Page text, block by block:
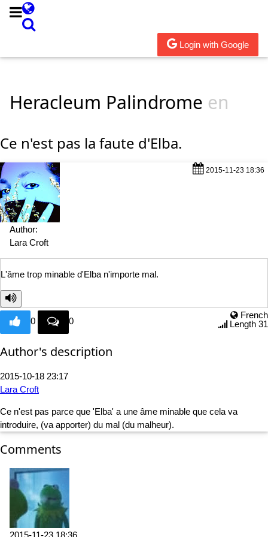
Login with Google
Heracleum Palindrome en
Ce n'est pas la faute d'Elba.
2015-11-23 18:36
Author:
Lara Croft
L'âme trop minable d'Elba n'importe mal.
French
Length 31
0 0
Author's description
2015-10-18 23:17
Lara Croft
Ce n'est pas parce que 'Elba' a une âme minable que cela va
introduire, (va apporter) du mal (du malheur).
Comments
2015-11-23 18:36